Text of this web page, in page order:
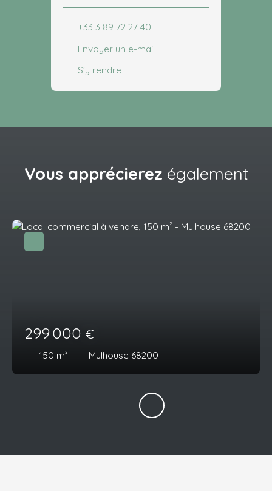
+33 3 89 72 27 40
Envoyer un e-mail
S'y rendre
Vous apprécierez également
299 000 €
150 m² Mulhouse 68200